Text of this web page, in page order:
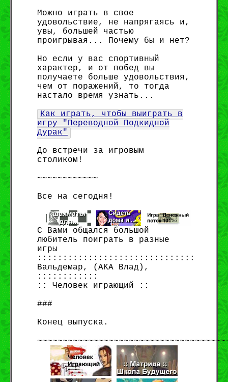
Можно играть в свое
удовольствие, не напрягаясь и,
увы, большей частью
проигрывая... Почему бы и нет?
Но если у вас спортивный
характер, и от побед вы
получаете больше удовольствия,
чем от поражений, то тогда
настало время узнать...
Как играть, чтобы выиграть в
игру "Переводной Подкидной
Дурак"
До встречи за игровым
столиком!
~~~~~~~~~~~~
Все на сегодня!
С Вами общался большой
любитель поиграть в разные
игры
:::::::::::::::::::::::::::::::
Вальдемар, (AKA Влад),
::::::::::::
:: Человек играющий ::
###
Конец выпуска.